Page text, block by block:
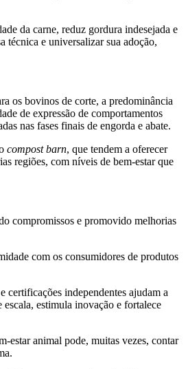
da carne, reduz gordura indesejada e
técnica e universalizar sua adoção,
os bovinos de corte, a predominância
de expressão de comportamentos
nas fases finais de engorda e abate.
compost barn, que tendem a oferecer
regiões, com níveis de bem-estar que
compromissos e promovido melhorias
com os consumidores de produtos
certificações independentes ajudam a
estimula inovação e fortalece
estar animal pode, muitas vezes, contar